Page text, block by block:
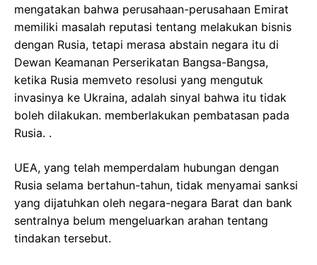
mengatakan bahwa perusahaan-perusahaan Emirat
memiliki masalah reputasi tentang melakukan bisnis
dengan Rusia, tetapi merasa abstain negara itu di
Dewan Keamanan Perserikatan Bangsa-Bangsa,
ketika Rusia memveto resolusi yang mengutuk
invasinya ke Ukraina, adalah sinyal bahwa itu tidak
boleh dilakukan. memberlakukan pembatasan pada
Rusia. .
UEA, yang telah memperdalam hubungan dengan
Rusia selama bertahun-tahun, tidak menyamai sanksi
yang dijatuhkan oleh negara-negara Barat dan bank
sentralnya belum mengeluarkan arahan tentang
tindakan tersebut.